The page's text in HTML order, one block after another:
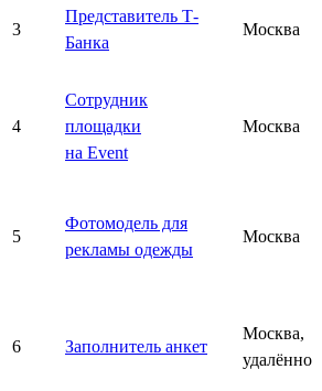
3
Представитель Т-
Банка
Москва
4
Сотрудник
площадки
на Event
Москва
5
Фотомодель для
рекламы одежды
Москва
6 Заполнитель анкет
Москва,
удалённо